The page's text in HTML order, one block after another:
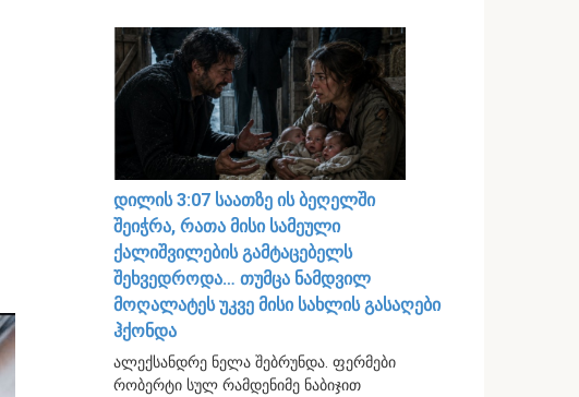
დილის 3:07 საათზე ის ბეღელში
შეიჭრა, რათა მისი სამეული
ქალიშვილების გამტაცებელს
შეხვედროდა… თუმცა ნამდვილ
მოღალატეს უკვე მისი სახლის გასაღები
ჰქონდა
ალექსანდრე ნელა შებრუნდა. ფერმები
რობერტი სულ რამდენიმე ნაბიჯით